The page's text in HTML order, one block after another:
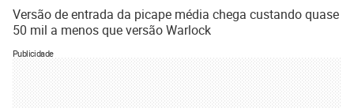
Versão de entrada da picape média chega custando quase
50 mil a menos que versão Warlock
Publicidade